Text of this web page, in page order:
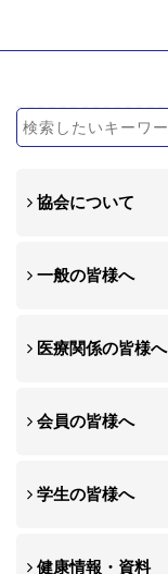
協会について
一般の皆様へ
医療関係の皆様へ
会員の皆様へ
学生の皆様へ
健康情報・資料